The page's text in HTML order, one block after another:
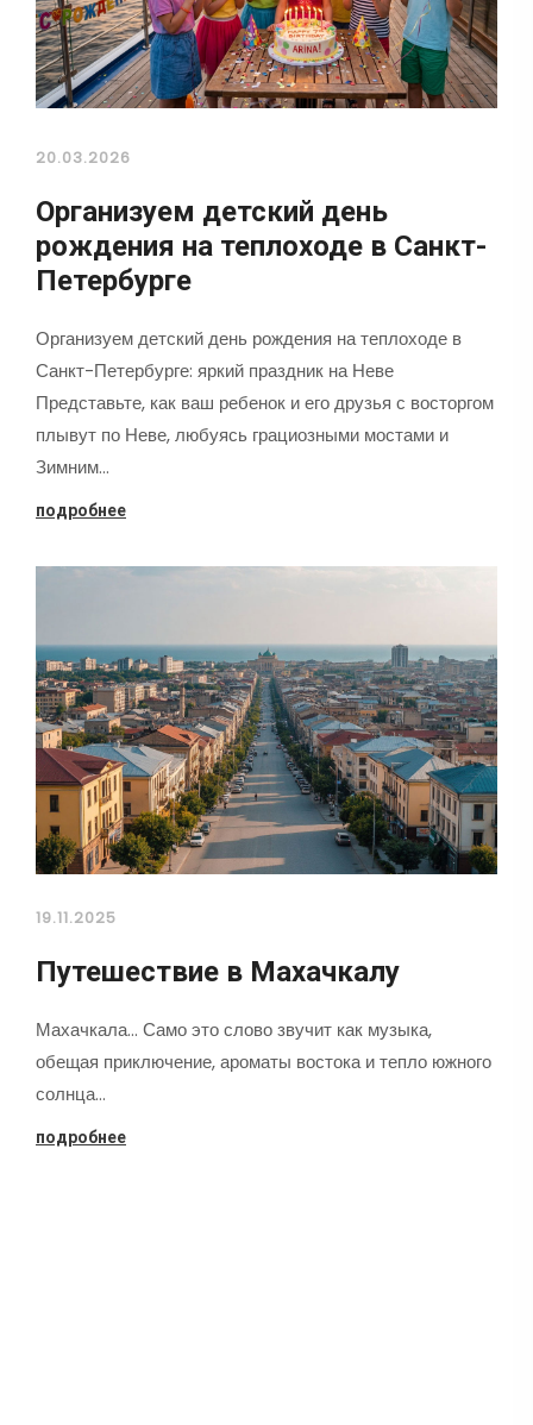
20.03.2026
Организуем детский день
рождения на теплоходе в Санкт-
Петербурге
Организуем детский день рождения на теплоходе в
Санкт-Петербурге: яркий праздник на Неве
Представьте, как ваш ребенок и его друзья с восторгом
плывут по Неве, любуясь грациозными мостами и
Зимним…
подробнее
19.11.2025
Путешествие в Махачкалу
Махачкала... Само это слово звучит как музыка,
обещая приключение, ароматы востока и тепло южного
солнца…
подробнее